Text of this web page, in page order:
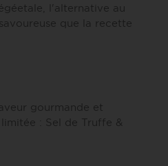
l'alternative au
que la recette
gourmande et
: Sel de Truffe &